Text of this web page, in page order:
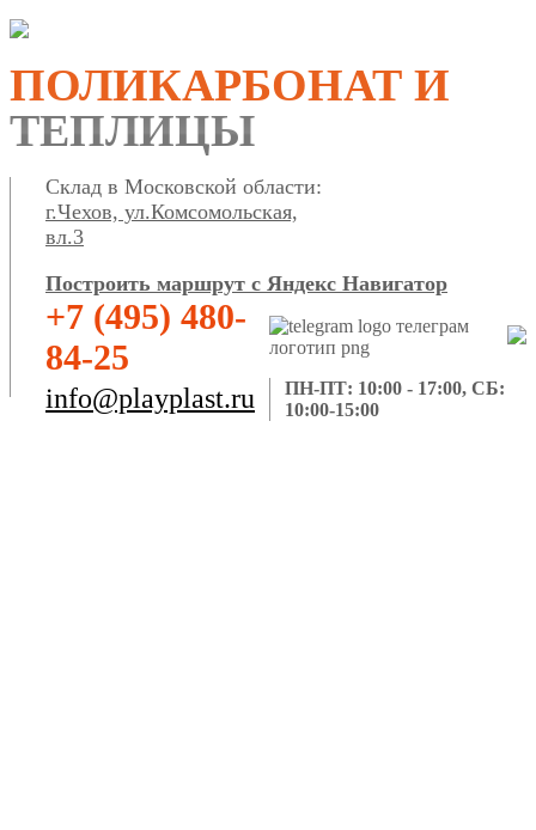
ПОЛИКАРБОНАТ И
ТЕПЛИЦЫ
Склад в Московской области:
г.Чехов, ул.Комсомольская,
вл.3
Построить маршрут с Яндекс Навигатор
+7 (495) 480-
84-25
info@playplast.ru
ПН-ПТ: 10:00 - 17:00, СБ:
10:00-15:00